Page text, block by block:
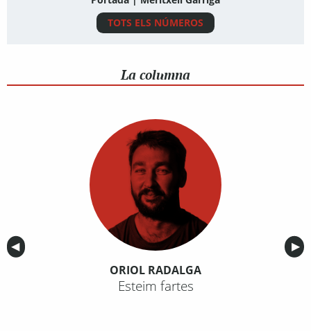
TOTS ELS NÚMEROS
La columna
Anterior
◀︎ ▶︎
ORIOL RADALGA
Esteim fartes